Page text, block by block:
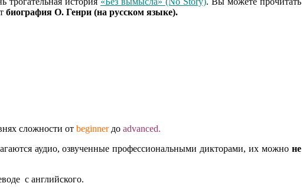
биография О. Генри (на русском языке).
сложности от beginnerдо advanced.
аудио, озвученные профессиональными дикторами, их можно не
с английского.